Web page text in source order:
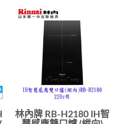
林內牌 RB-H2180 IH智